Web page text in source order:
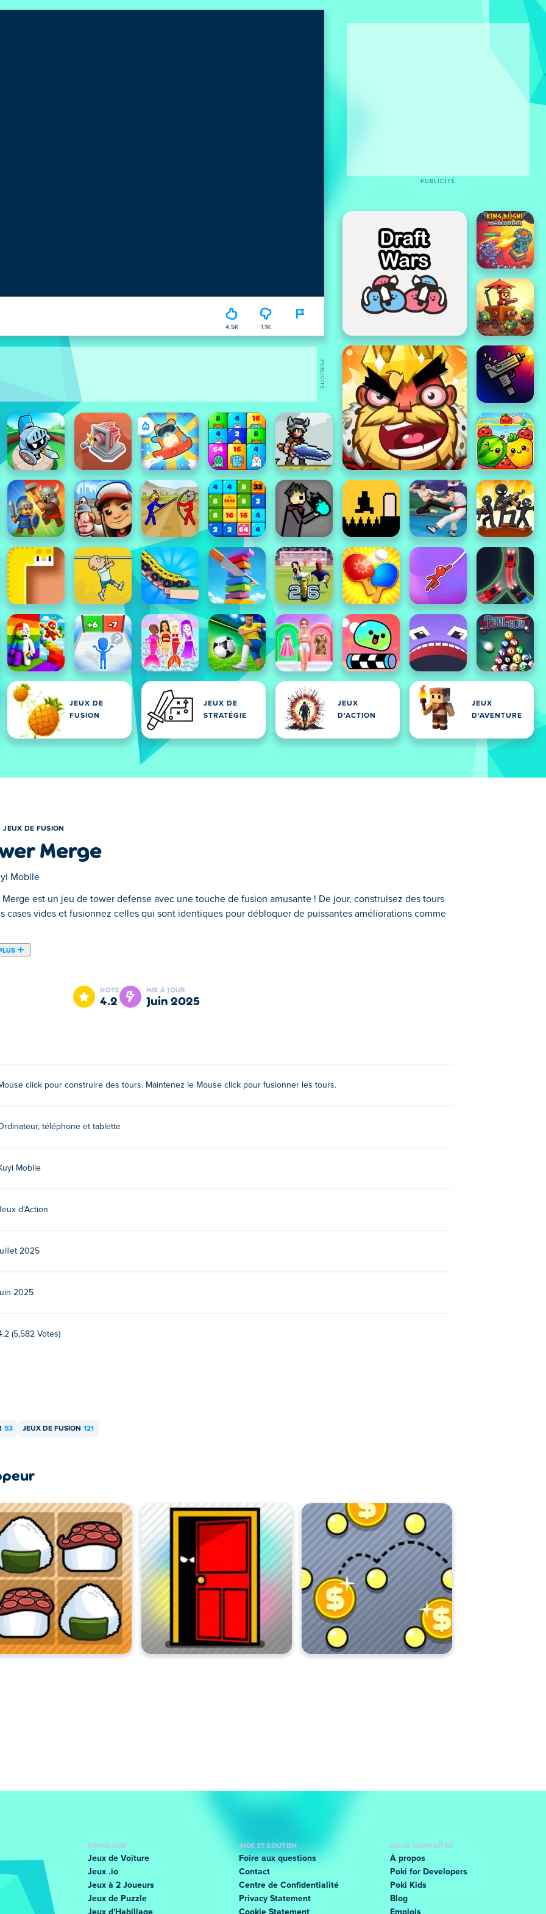
4.5K 1.1K
JEUX DE
FUSION
JEUX DE
STRATÉGIE
JEUX
D'ACTION
JEUX
D'AVENTURE
PUBLICITÉ
PUBLICITÉ
JEUX DE FUSION
Merge
Mobile
Merge est un jeu de tower defense avec une touche de fusion amusante ! De jour, construisez des tours
cases vides et fusionnez celles qui sont identiques pour débloquer de puissantes améliorations comme
une touche de fusion amusante ! De jour, construisez des tours sur des cases vides et fusionnez
de créatures maléfiques attaquent ; alors soyez prêts ! Planifiez votre défense, fusionnez intelligemment
sur Poki.
et vos appareils mobiles comme les téléphones et les tablettes.
NOTE
4.2
MIS À JOUR
juin 2025
click pour construire des tours. Maintenez le Mouse click pour fusionner les tours.
téléphone et tablette
Mobile
d'Action
2025
2025
(5,582 Votes)
53 JEUX DE FUSION 121
POPULAIRE
Jeux de Voiture
Jeux .io
Jeux à 2 Joueurs
Jeux de Puzzle
Jeux d'Habillage
AIDE ET SOUTIEN
Foire aux questions
Contact
Centre de Confidentialité
Privacy Statement
Cookie Statement
NOUS CONNAÎTRE
À propos
Poki for Developers
Poki Kids
Blog
Emplois